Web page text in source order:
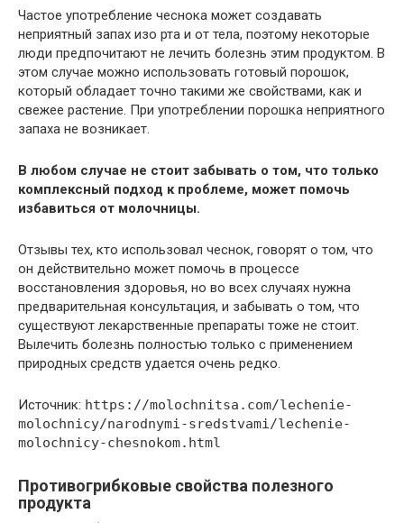
Частое употребление чеснока может создавать
неприятный запах изо рта и от тела, поэтому некоторые
люди предпочитают не лечить болезнь этим продуктом. В
этом случае можно использовать готовый порошок,
который обладает точно такими же свойствами, как и
свежее растение. При употреблении порошка неприятного
запаха не возникает.
В любом случае не стоит забывать о том, что только
комплексный подход к проблеме, может помочь
избавиться от молочницы.
Отзывы тех, кто использовал чеснок, говорят о том, что
он действительно может помочь в процессе
восстановления здоровья, но во всех случаях нужна
предварительная консультация, и забывать о том, что
существуют лекарственные препараты тоже не стоит.
Вылечить болезнь полностью только с применением
природных средств удается очень редко.
Источник: https://molochnitsa.com/lechenie-
molochnicy/narodnymi-sredstvami/lechenie-
molochnicy-chesnokom.html
Противогрибковые свойства полезного
продукта